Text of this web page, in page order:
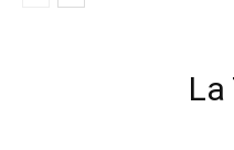
La